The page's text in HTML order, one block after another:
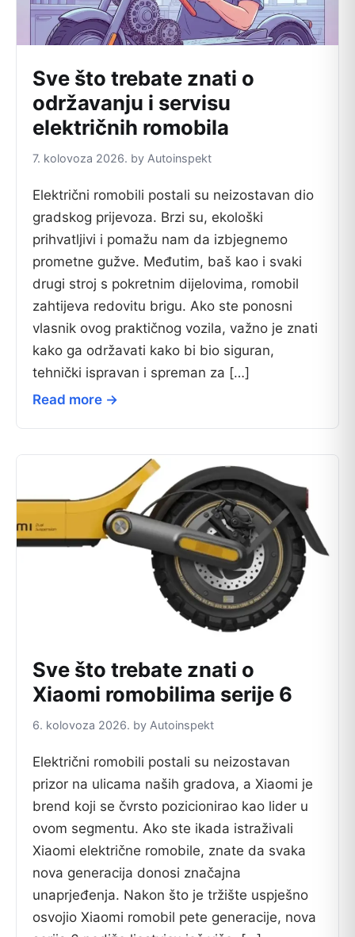
Sve što trebate znati o
održavanju i servisu
električnih romobila
7. kolovoza 2026. by Autoinspekt
Električni romobili postali su neizostavan dio
gradskog prijevoza. Brzi su, ekološki
prihvatljivi i pomažu nam da izbjegnemo
prometne gužve. Međutim, baš kao i svaki
drugi stroj s pokretnim dijelovima, romobil
zahtijeva redovitu brigu. Ako ste ponosni
vlasnik ovog praktičnog vozila, važno je znati
kako ga održavati kako bi bio siguran,
tehnički ispravan i spreman za […]
Read more →
Sve što trebate znati o
Xiaomi romobilima serije 6
6. kolovoza 2026. by Autoinspekt
Električni romobili postali su neizostavan
prizor na ulicama naših gradova, a Xiaomi je
brend koji se čvrsto pozicionirao kao lider u
ovom segmentu. Ako ste ikada istraživali
Xiaomi električne romobile, znate da svaka
nova generacija donosi značajna
unaprjeđenja. Nakon što je tržište uspješno
osvojio Xiaomi romobil pete generacije, nova